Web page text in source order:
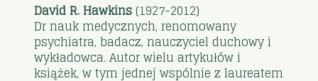
David R. Hawkins(1927-2012)
Dr nauk medycznych, renomowany
psychiatra, badacz, nauczyciel duchowy i
wykładowca. Autor wielu artykułów i
książek, w tym jednej wspólnie z laureatem